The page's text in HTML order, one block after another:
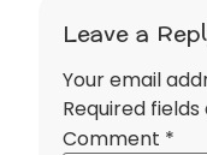
Leave a
Your email
Required
Comment *